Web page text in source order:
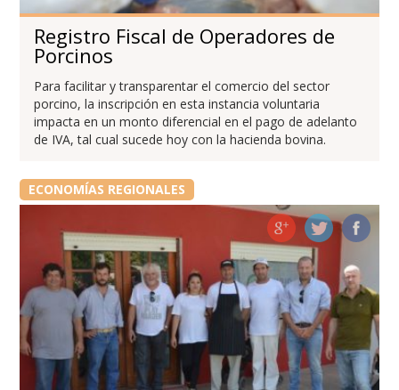
Registro Fiscal de Operadores de
Porcinos
Para facilitar y transparentar el comercio del sector
porcino, la inscripción en esta instancia voluntaria
impacta en un monto diferencial en el pago de adelanto
de IVA, tal cual sucede hoy con la hacienda bovina.
ECONOMÍAS REGIONALES